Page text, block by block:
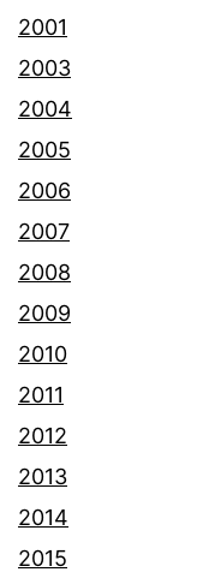
2001
2003
2004
2005
2006
2007
2008
2009
2010
2011
2012
2013
2014
2015